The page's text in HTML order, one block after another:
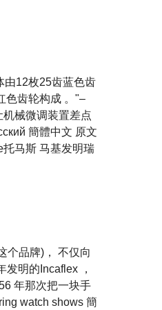
由12枚25齿蓝色齿
色齿轮构成 。"–
械微调装置差点
簡體中文 原文
马斯 马基发明瑞
个品牌)， 不仅向
发明的Incaflex ，
年那次把一块手
watch shows 簡